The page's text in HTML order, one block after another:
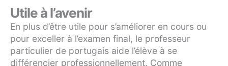
Utile à l’avenir
En plus d’être utile pour s’améliorer en cours ou
pour exceller à l’examen final, le professeur
particulier de portugais aide l’élève à se
différencier professionnellement. Comme